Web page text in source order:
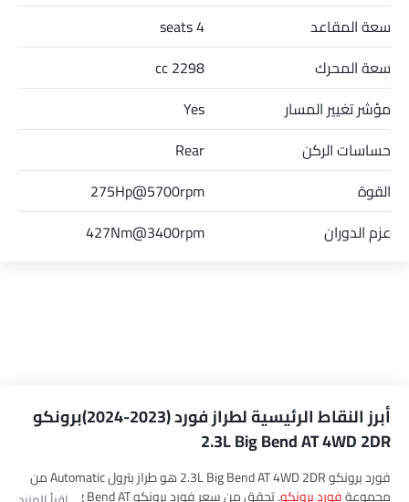
سعة المقاعد
4 seats
سعة المحرك
2298 cc
مؤشر تغيير المسار
Yes
حساسات الركن
Rear
القوة
275Hp@5700rpm
عزم الدوران
427Nm@3400rpm
أبرز النقاط الرئيسية لطراز فورد (2023-2024)برونكو
2.3L Big Bend AT 4WD 2DR
فورد برونكو 2.3L Big Bend AT 4WD 2DR هو طراز بترول Automatic من
مجموعةفورد برونكو
. تحقق من سعر فورد برونكو 2.3L Big Bend AT